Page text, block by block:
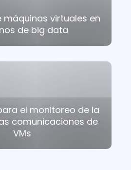
máquinas virtuales en
de big data
el monitoreo de la
comunicaciones de
VMs